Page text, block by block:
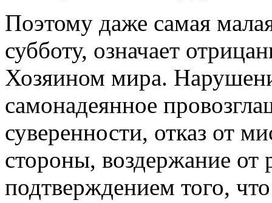
Поэтому даже самая
субботу, означает
Хозяином мира.
самонадеянное
суверенности, отказ от
стороны, воздержание от
подтверждением того,